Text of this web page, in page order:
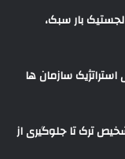
بار سبک،
استراتژیک سازمان ها
ترک تا جلوگیری از